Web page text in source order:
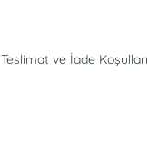
Teslimat ve İade Koşulları